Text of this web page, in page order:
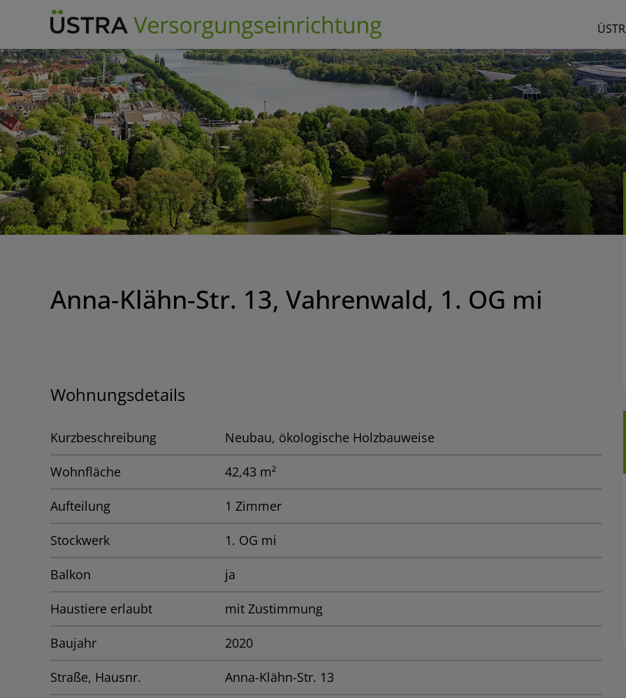
content
Anna-Klähn-Str. 13, Vahrenwald, 1. OG mi
Wohnungsdetails
Kurzbeschreibung Neubau, ökologische Holzbauweise
Wohnfläche 42,43 m²
Aufteilung 1 Zimmer
Stockwerk 1. OG mi
Balkon ja
Haustiere erlaubt mit Zustimmung
Baujahr 2020
Straße, Hausnr. Anna-Klähn-Str. 13